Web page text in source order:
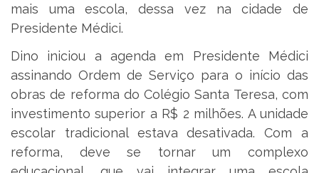
mais uma escola, dessa vez na cidade de
Presidente Médici.
Dino iniciou a agenda em Presidente Médici
assinando Ordem de Serviço para o início das
obras de reforma do Colégio Santa Teresa, com
investimento superior a R$ 2 milhões. A unidade
escolar tradicional estava desativada. Com a
reforma, deve se tornar um complexo